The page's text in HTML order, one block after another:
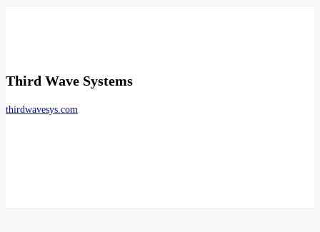
Third Wave Systems
thirdwavesys.com